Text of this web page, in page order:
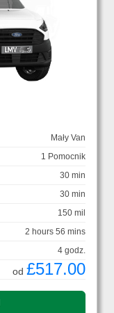
Mały Van
1 Pomocnik
30 min
30 min
150 mil
2 hours 56 mins
4 godz.
od £517.00